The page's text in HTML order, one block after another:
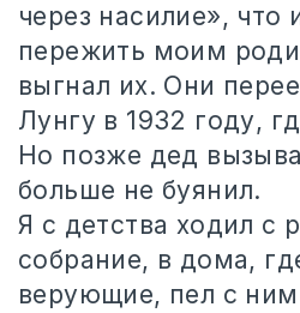
через насилие», что
пережить моим
выгнал их. Они
Лунгу в 1932 году,
Но позже дед
больше не буянил.
Я с детства ходил с
собрание, в дома,
верующие, пел с